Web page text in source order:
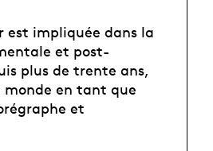
est impliquée dans la
et post-
plus de trente ans,
en tant que
et